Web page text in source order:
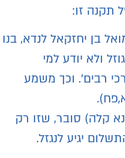
תקנה זו:
בן יחזקאל לנדא, בנו
ולא יודע למי
רבים'. וכך משמע
קלה) סובר, שזו רק
יגיע לנגזל.